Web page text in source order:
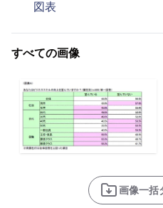
図表
すべての画像
画像一括